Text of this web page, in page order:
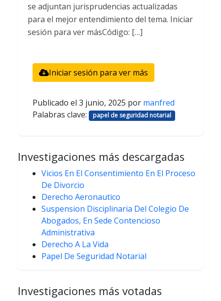
se adjuntan jurisprudencias actualizadas
para el mejor entendimiento del tema. Iniciar
sesión para ver másCódigo: […]
Iniciar sesión para ver más
Publicado el 3 junio, 2025 por manfred
Palabras clave:
papel de seguridad notarial
Investigaciones más descargadas
Vicios En El Consentimiento En El Proceso
De Divorcio
Derecho Aeronautico
Suspension Disciplinaria Del Colegio De
Abogados, En Sede Contencioso
Administrativa
Derecho A La Vida
Papel De Seguridad Notarial
Investigaciones más votadas